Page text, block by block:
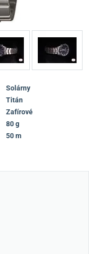
Solárny
Titán
Zafírové
80 g
50 m